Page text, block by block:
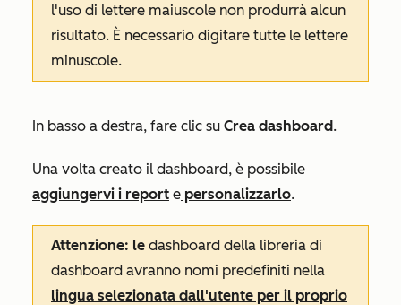
l'uso di lettere maiuscole non produrrà alcun
risultato. È necessario digitare tutte le lettere
minuscole.
In basso a destra, fare clic su Crea dashboard.
Una volta creato il dashboard, è possibile
aggiungervi i report e personalizzarlo.
Attenzione: le dashboard della libreria di
dashboard avranno nomi predefiniti nella
lingua selezionata dall'utente per il proprio